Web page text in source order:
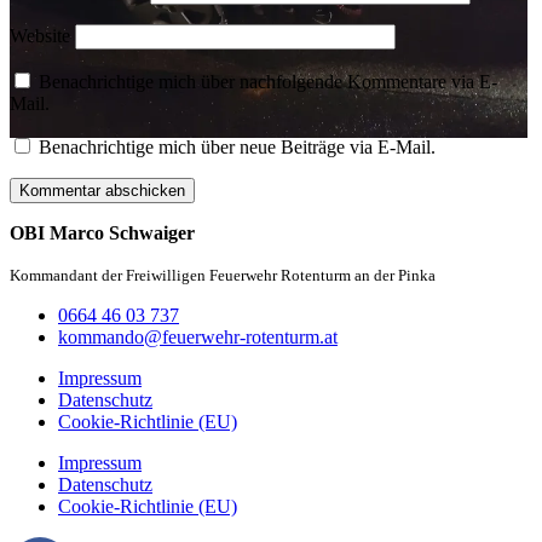
Website
Benachrichtige mich über nachfolgende Kommentare via E-
Mail.
Benachrichtige mich über neue Beiträge via E-Mail.
OBI Marco Schwaiger
Kommandant der Freiwilligen Feuerwehr Rotenturm an der Pinka
0664 46 03 737
kommando@feuerwehr-rotenturm.at
Impressum
Datenschutz
Cookie-Richtlinie (EU)
Impressum
Datenschutz
Cookie-Richtlinie (EU)